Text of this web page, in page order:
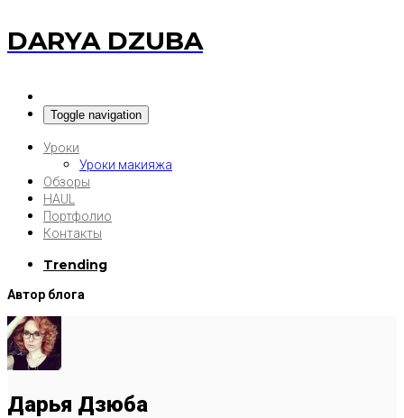
DARYA DZUBA
Toggle navigation
Уроки
Уроки макияжа
Обзоры
HAUL
Портфолио
Контакты
Trending
Автор блога
Дарья Дзюба